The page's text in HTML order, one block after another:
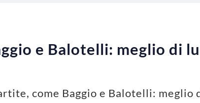
e Balotelli: meglio di
come Baggio e Balotelli: meglio